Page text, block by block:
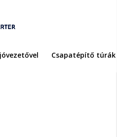
Csapatépítő túrák